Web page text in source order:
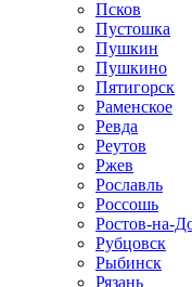
Псков
Пустошка
Пушкин
Пушкино
Пятигорск
Раменское
Ревда
Реутов
Ржев
Рославль
Россошь
Ростов-на-
Рубцовск
Рыбинск
Рязань